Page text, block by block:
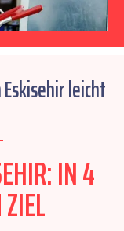
leicht
IN 4